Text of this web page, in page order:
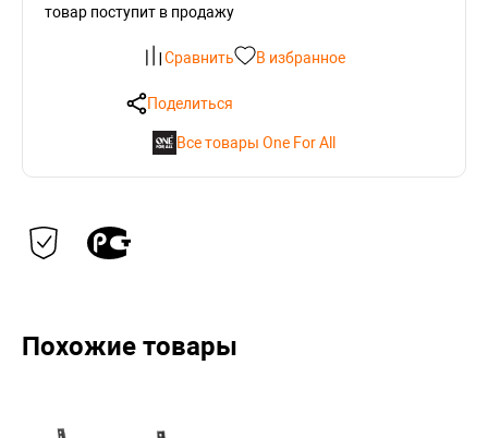
товар поступит в продажу
Сравнить В избранное
Поделиться
Все товары One For All
Похожие товары